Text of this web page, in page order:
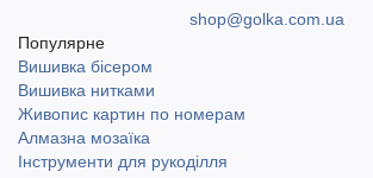
shop@golka.com.ua
Популярне
Вишивка бісером
Вишивка нитками
Живопис картин по номерам
Алмазна мозаїка
Інструменти для рукоділля